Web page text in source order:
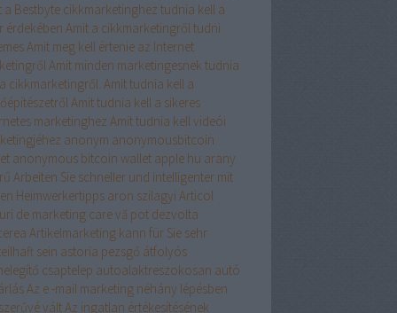
a Bestbyte cikkmarketinghez tudnia kell a
érdekében Amit a cikkmarketingről tudni
Amit meg kell értenie az Internet
Amit minden marketingesnek tudnia
cikkmarketingről. Amit tudnia kell a
Amit tudnia kell a sikeres
marketinghez Amit tudnia kell videói
anonym anonymousbitcoin
anonymous bitcoin wallet apple hu arany
Arbeiten Sie schneller und intelligenter mit
Heimwerkertipps aron szilagyi Articol
de marketing care vă pot dezvolta
Artikelmarketing kann für Sie sehr
sein astoria pezsgő átfolyós
csaptelep autoalaktreszokosan autó
Az e -mail marketing néhány lépésben
váltAz ingatlan értékesítésének